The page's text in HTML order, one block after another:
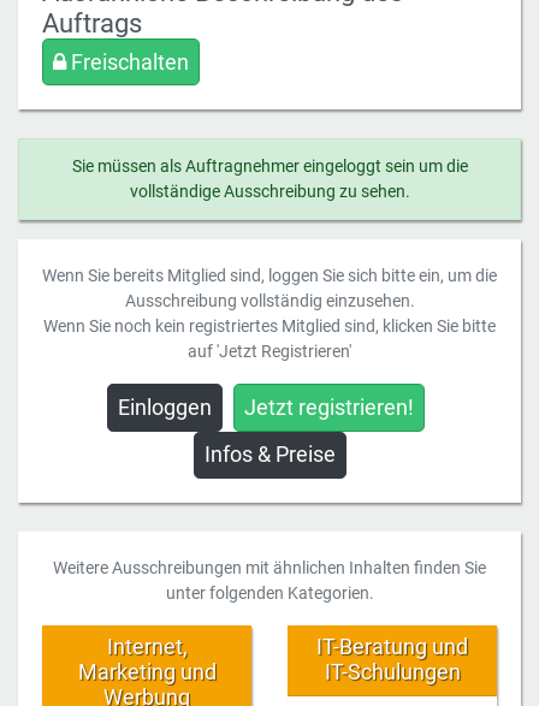
Auftrags
Freischalten
Sie müssen als Auftragnehmer eingeloggt sein um die
vollständige Ausschreibung zu sehen.
Wenn Sie bereits Mitglied sind, loggen Sie sich bitte ein, um die
Ausschreibung vollständig einzusehen.
Wenn Sie noch kein registriertes Mitglied sind, klicken Sie bitte
auf 'Jetzt Registrieren'
Einloggen
Jetzt registrieren!
Infos & Preise
Weitere Ausschreibungen mit ähnlichen Inhalten finden Sie
unter folgenden Kategorien.
Internet,
Marketing und
Werbung
IT-Beratung und
IT-Schulungen